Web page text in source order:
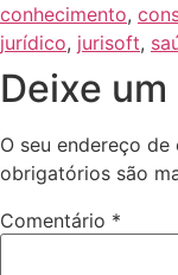
conhecimento,
jurídico, jurisoft,
Deixe
O seu endereço
obrigatórios são
Comentário *